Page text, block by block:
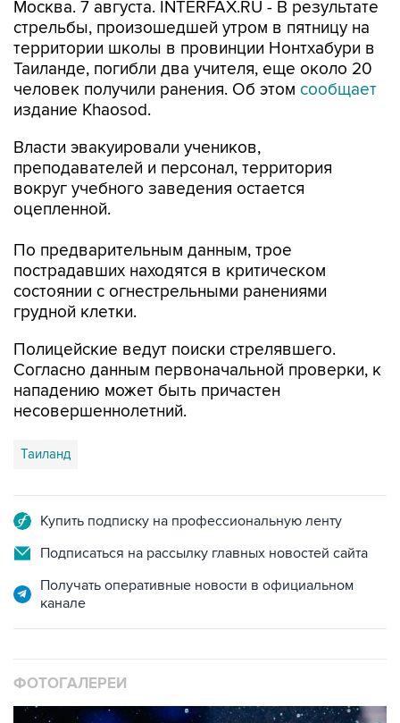
территории школы в провинции Нонтхабури в
Таиланде, погибли два учителя, еще около 20
человек получили ранения. Об этомсообщает
издание Khaosod.
Власти эвакуировали учеников,
вокруг учебного заведения остается
оцепленной.
По предварительным данным, трое
состоянии с огнестрельными ранениями
грудной клетки.
Полицейские ведут поиски стрелявшего.
нападению может быть причастен
несовершеннолетний.
Таиланд
Подписаться на рассылку главных новостей сайта
Получать оперативные новости в официальном